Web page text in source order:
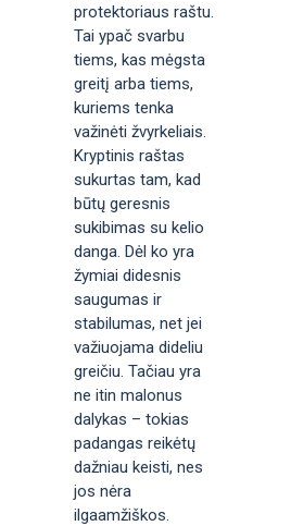
protektoriaus raštu.
Tai ypač svarbu
tiems, kas mėgsta
greitį arba tiems,
kuriems tenka
važinėti žvyrkeliais.
Kryptinis raštas
sukurtas tam, kad
būtų geresnis
sukibimas su kelio
danga. Dėl ko yra
žymiai didesnis
saugumas ir
stabilumas, net jei
važiuojama dideliu
greičiu. Tačiau yra
ne itin malonus
dalykas – tokias
padangas reikėtų
dažniau keisti, nes
jos nėra
ilgaamžiškos.